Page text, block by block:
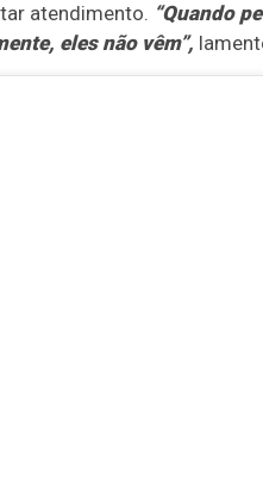
atendimento. “Quando
eles não vêm”,